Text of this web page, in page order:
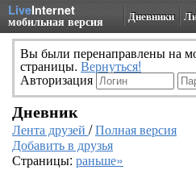
LiveInternet
мобильная версия Дневники
Вы были перенаправлены на
страницы. Вернуться!
Авторизация
Дневник
Лента друзей /Полная версия
Добавить в друзья
Страницы: раньше»